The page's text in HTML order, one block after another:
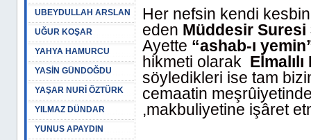
UBEYDULLAH ARSLAN
UĞUR KOŞAR
YAHYA HAMURCU
YASİN GÜNDOĞDU
YAŞAR NURİ ÖZTÜRK
YILMAZ DÜNDAR
YUNUS APAYDIN
Her nefsin kendi
eden Müddesir Suresi
Ayette “ashab-ı
hikmeti olarak Elmalılı
söyledikleri ise tam
cemaatin
,makbuliyetine işâret